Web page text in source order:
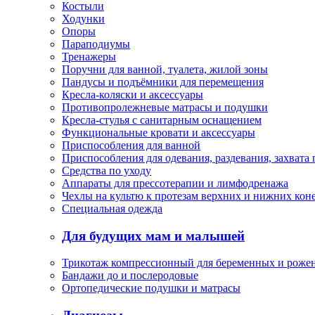
Костыли
Ходунки
Опоры
Параподиумы
Тренажеры
Поручни для ванной, туалета, жилой зоны
Пандусы и подъёмники для перемещения
Кресла-коляски и аксессуары
Противопролежневые матрасы и подушки
Кресла-стулья с санитарным оснащением
Функциональные кровати и аксессуары
Приспособления для ванной
Приспособления для одевания, раздевания, захвата
Средства по уходу
Аппараты для прессотерапии и лимфодренажа
Чехлы на культю к протезам верхних и нижних
Специальная одежда
Для будущих мам и малышей
Трикотаж компрессионный для беременных и
Бандажи до и послеродовые
Ортопедические подушки и матрасы